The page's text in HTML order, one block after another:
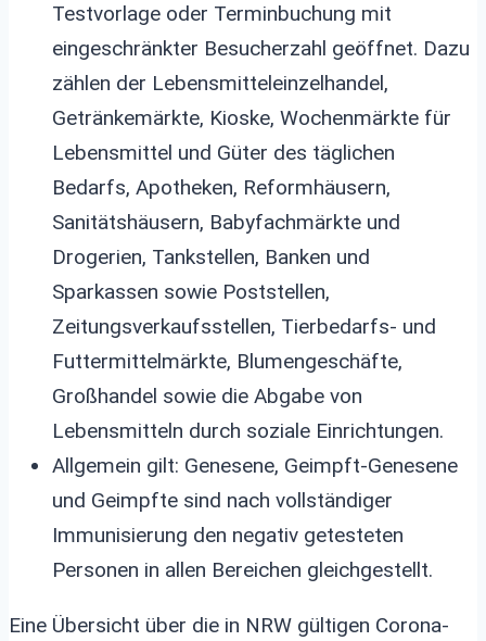
Testvorlage oder Terminbuchung mit
eingeschränkter Besucherzahl geöffnet. Dazu
zählen der Lebensmitteleinzelhandel,
Getränkemärkte, Kioske, Wochenmärkte für
Lebensmittel und Güter des täglichen
Bedarfs, Apotheken, Reformhäusern,
Sanitätshäusern, Babyfachmärkte und
Drogerien, Tankstellen, Banken und
Sparkassen sowie Poststellen,
Zeitungsverkaufsstellen, Tierbedarfs- und
Futtermittelmärkte, Blumengeschäfte,
Großhandel sowie die Abgabe von
Lebensmitteln durch soziale Einrichtungen.
Allgemein gilt: Genesene, Geimpft-Genesene
und Geimpfte sind nach vollständiger
Immunisierung den negativ getesteten
Personen in allen Bereichen gleichgestellt.
Eine Übersicht über die in NRW gültigen Corona-